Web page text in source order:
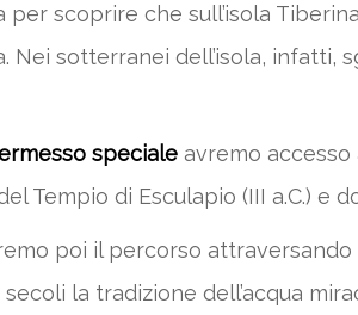
per scoprire che sull’isola
Nei sotterranei dell’isola,
speciale avremo
Tempio di Esculapio (III a.C.) e
poi il percorso attraversando
la tradizione dell’acqua